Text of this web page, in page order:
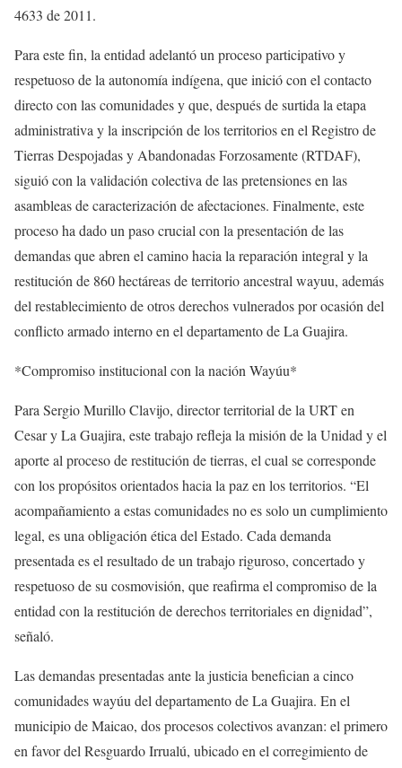
4633 de 2011.
Para este fin, la entidad adelantó un proceso participativo y
respetuoso de la autonomía indígena, que inició con el contacto
directo con las comunidades y que, después de surtida la etapa
administrativa y la inscripción de los territorios en el Registro de
Tierras Despojadas y Abandonadas Forzosamente (RTDAF),
siguió con la validación colectiva de las pretensiones en las
asambleas de caracterización de afectaciones. Finalmente, este
proceso ha dado un paso crucial con la presentación de las
demandas que abren el camino hacia la reparación integral y la
restitución de 860 hectáreas de territorio ancestral wayuu, además
del restablecimiento de otros derechos vulnerados por ocasión del
conflicto armado interno en el departamento de La Guajira.
*Compromiso institucional con la nación Wayúu*
Para Sergio Murillo Clavijo, director territorial de la URT en
Cesar y La Guajira, este trabajo refleja la misión de la Unidad y el
aporte al proceso de restitución de tierras, el cual se corresponde
con los propósitos orientados hacia la paz en los territorios. “El
acompañamiento a estas comunidades no es solo un cumplimiento
legal, es una obligación ética del Estado. Cada demanda
presentada es el resultado de un trabajo riguroso, concertado y
respetuoso de su cosmovisión, que reafirma el compromiso de la
entidad con la restitución de derechos territoriales en dignidad”,
señaló.
Las demandas presentadas ante la justicia benefician a cinco
comunidades wayúu del departamento de La Guajira. En el
municipio de Maicao, dos procesos colectivos avanzan: el primero
en favor del Resguardo Irrualú, ubicado en el corregimiento de